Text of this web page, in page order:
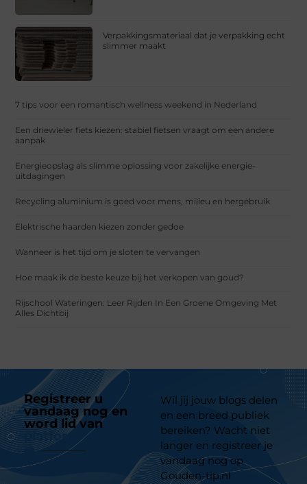
Verpakkingsmateriaal dat je verpakking echt
slimmer maakt
7 tips voor een romantisch wellness weekend in Nederland
Een driewieler fiets kiezen: stabiel fietsen vraagt om een andere
aanpak
Energieopslag als slimme oplossing voor zakelijke energie-
uitdagingen
Recycling aluminium is goed voor mens, milieu en hergebruik
Elektrische haarden kiezen zonder gedoe
Wanneer is het tijd om je sloten te vervangen
Hoe maak ik de beste keuze bij het verkopen van goud?
Rijschool Wateringen: Leer Rijden In Een Groene Omgeving Met
Alles Dichtbij
Registreer u
vandaag nog en
word lid van
platform
Wil jij jouw blogs delen
en een breed publiek
bereiken? Wacht niet
langer en registreer je
vandaag nog op
Gouden-tip.nl